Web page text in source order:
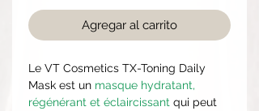
Agregar al carrito
Le VT Cosmetics TX-Toning Daily
Mask est un masque hydratant,
régénérant et éclaircissant qui peut